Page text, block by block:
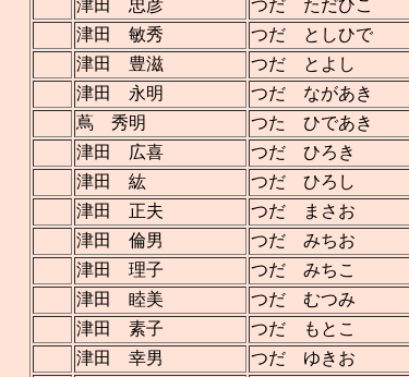
津田 忠彦
つだ ただひこ
津田 敏秀
つだ としひで
津田 豊滋
つだ とよし
津田 永明
つだ ながあき
蔦 秀明
つた ひであき
津田 広喜
つだ ひろき
津田 紘
つだ ひろし
津田 正夫
つだ まさお
津田 倫男
つだ みちお
津田 理子
つだ みちこ
津田 睦美
つだ むつみ
津田 素子
つだ もとこ
津田 幸男
つだ ゆきお